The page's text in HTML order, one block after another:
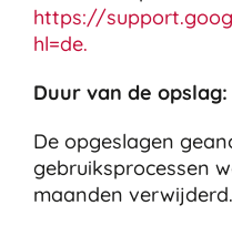
https://
hl=de.
Duur van de opslag:
De opgeslagen
gebruiksprocessen
maanden verwijderd.